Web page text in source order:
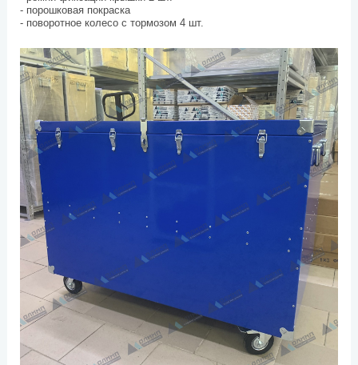
- порошковая покраска
- поворотное колесо с тормозом 4 шт.